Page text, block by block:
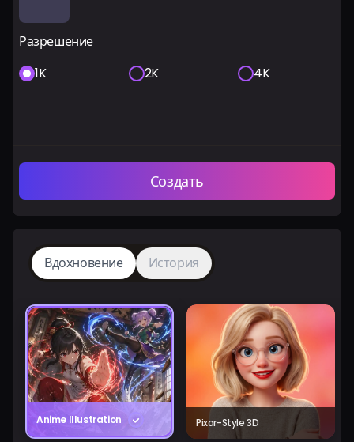
Разрешение
1K
2K 4K
Создать
Вдохновение История
Anime Illustration Pixar-Style 3D